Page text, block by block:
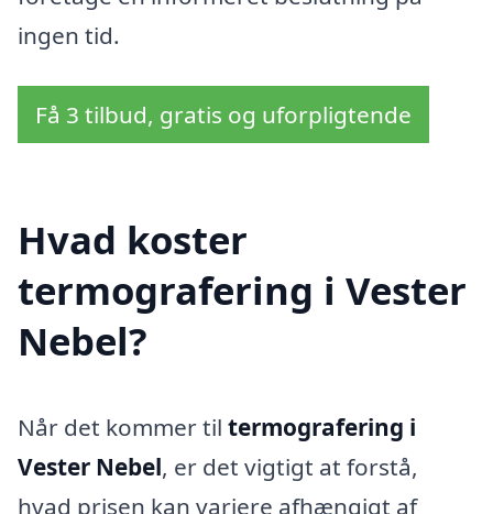
ingen tid.
Få 3 tilbud, gratis og uforpligtende
Hvad koster
termografering i Vester
Nebel?
Når det kommer til termografering i
Vester Nebel, er det vigtigt at forstå,
hvad prisen kan variere afhængigt af